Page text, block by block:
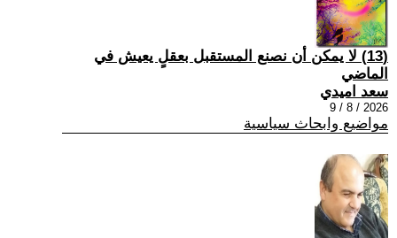
(13) لا يمكن أن نصنع المستقبل بعقلٍ يعيش في
الماضي
سعد اميدي
2026 / 8 / 9
مواضيع وابحاث سياسية